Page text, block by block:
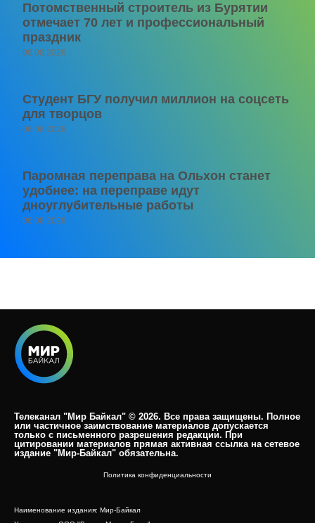
Потомственный строитель из Бурятии
отмечает 70 лет и профессиональный
праздник
06.08.2026
Студент БГУ получил миллион на соцсеть
для творцов
06.08.2026
Паромная переправа на Ольхон станет
удобнее: на переправе идут
дноуглубительные работы
06.08.2026
Телеканал "Мир Байкал" © 2026. Все права защищены. Полное
или частичное заимствование материалов допускается
только с письменного разрешения редакции. При
цитировании материалов прямая активная ссылка на сетевое
издание "Мир-Байкал" обязательна.​
Политика конфиденциальности
Наименование издания: Мир-Байкал